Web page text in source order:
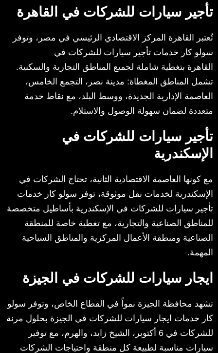
تأجير سيارات للشركات في القاهرة
تُعتبر القاهرة المركز الاقتصادي الرئيسي في مصر، وتوفر
سولو كار خدمات تأجير سيارات للشركات في
القاهرة بتغطية شاملة لجميع المناطق التجارية والسكنية.
تشمل المناطق المغطاة: مدينة نصر، التجمع الخامس،
العاصمة الإدارية الجديدة، ووسط البلد، مع نقاط خدمة
متعددة لضمان سهولة الوصول والاستلام.
تأجير سيارات للشركات في
الإسكندرية
مع كونها العاصمة الاقتصادية الثانية، تحتاج الشركات في
الإسكندرية لخدمات نقل موثوقة، توفر سولو كار خدمات
تأجير سيارات للشركات في الإسكندرية بأساطيل متخصصة
للمناطق الصناعية والتجارية، مع تغطية خاصة للمنطقة
الصناعية ومنطقة الأعمال المركزية والمناطق السياحية
المهمة.
ايجار سيارات للشركات في الجيزة
تشهد محافظة الجيزة نمواً في القطاع الخاص، وتوفر سولو
كار خدمات ايجار سيارات للشركات في الجيزة بحلول مرنة
للشركات في 6 أكتوبر، الشيخ زايد، والهرم، مع توفير
سيارات مناسبة لطبيعة كل منطقة واحتياجات الشركات